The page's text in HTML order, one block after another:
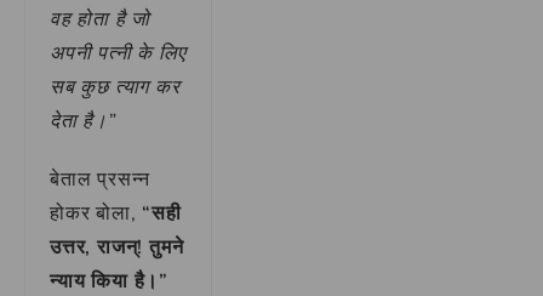
वह होता है जो
अपनी पत्नी के लिए
सब कुछ त्याग कर
देता है।”
बेताल प्रसन्न
होकर बोला, “सही
उत्तर, राजन्! तुमने
न्याय किया है।”